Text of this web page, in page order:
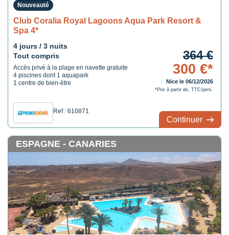
Nouveauté
Club Coralia Royal Lagoons Aqua Park Resort &
Spa 4*
4 jours / 3 nuits
Tout compris
Accès privé à la plage en navette gratuite
4 piscines dont 1 aquapark
1 centre de bien-être
Ref : 610871
364 €
300 €*
Nice le 06/12/2026
*Prix à partir de, TTC/pers.
Continuer
ESPAGNE - CANARIES